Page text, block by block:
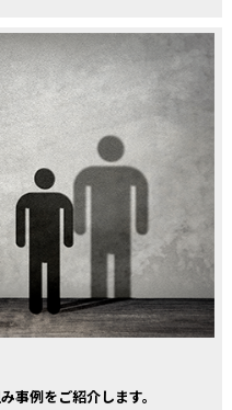
事例をご紹介します。